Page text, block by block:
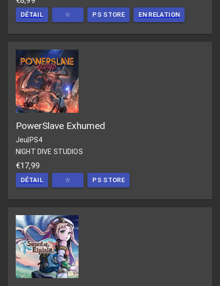
DÉTAIL ☆ PS STORE EN RELATION
PowerSlave Exhumed
Jeu|PS4
NIGHT DIVE STUDIOS
€17,99
DÉTAIL ☆ PS STORE